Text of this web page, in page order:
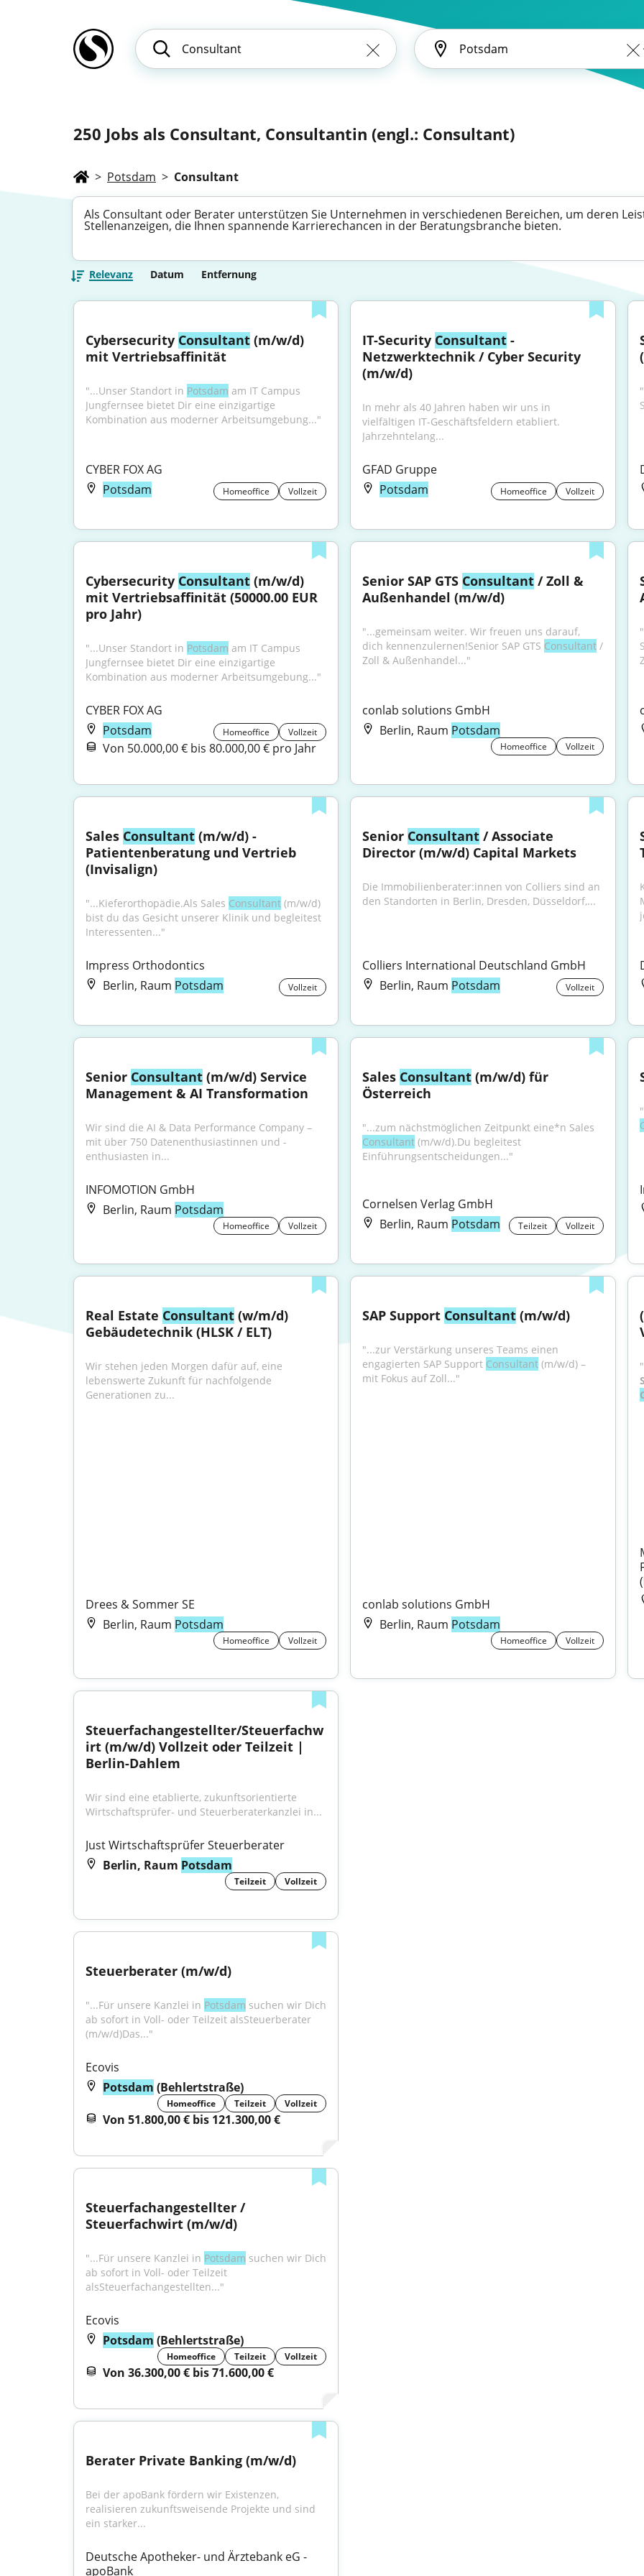
250 Jobs als Consultant, Consultantin (engl.: Consultant)
> Potsdam > Consultant
Als Consultant oder Berater unterstützen Sie Unternehmen in verschiedenen Bereichen, um deren
Stellenanzeigen, die Ihnen spannende Karrierechancen in der Beratungsbranche bieten.
Relevanz Datum Entfernung
Cybersecurity Consultant (m/w/d)
mit Vertriebsaffinität
"...Unser Standort in Potsdam am IT Campus
Jungfernsee bietet Dir eine einzigartige
Kombination aus moderner Arbeitsumgebung..."
CYBER FOX AG
Potsdam
Homeoffice Vollzeit
IT-Security Consultant -
Netzwerktechnik / Cyber Security
(m/w/d)
In mehr als 40 Jahren haben wir uns in
vielfältigen IT-Geschäftsfeldern etabliert.
Jahrzehntelang...
GFAD Gruppe
Potsdam
Homeoffice Vollzeit
Cybersecurity Consultant (m/w/d)
mit Vertriebsaffinität (50000.00 EUR
pro Jahr)
"...Unser Standort in Potsdam am IT Campus
Jungfernsee bietet Dir eine einzigartige
Kombination aus moderner Arbeitsumgebung..."
CYBER FOX AG
Potsdam
Homeoffice Vollzeit
Von 50.000,00 € bis 80.000,00 € pro Jahr
Senior SAP GTS Consultant / Zoll &
Außenhandel (m/w/d)
"...gemeinsam weiter. Wir freuen uns darauf,
dich kennenzulernen!Senior SAP GTS Consultant /
Zoll & Außenhandel..."
conlab solutions GmbH
Berlin, Raum Potsdam
Homeoffice Vollzeit
Sales Consultant (m/w/d) -
Patientenberatung und Vertrieb
(Invisalign)
"...Kieferorthopädie.Als Sales Consultant (m/w/d)
bist du das Gesicht unserer Klinik und begleitest
Interessenten..."
Impress Orthodontics
Berlin, Raum Potsdam Vollzeit
Senior Consultant / Associate
Director (m/w/d) Capital Markets
Die Immobilienberater:innen von Colliers sind an
den Standorten in Berlin, Dresden, Düsseldorf,...
Colliers International Deutschland GmbH
Berlin, Raum Potsdam Vollzeit
Senior Consultant (m/w/d) Service
Management & AI Transformation
Wir sind die AI & Data Performance Company –
mit über 750 Datenenthusiastinnen und -
enthusiasten in...
INFOMOTION GmbH
Berlin, Raum Potsdam
Homeoffice Vollzeit
Sales Consultant (m/w/d) für
Österreich
Consultant (m/w/d).Du begleitest
Einführungsentscheidungen..."
Cornelsen Verlag GmbH
Berlin, Raum Potsdam Teilzeit Vollzeit
Real Estate Consultant (w/m/d)
Gebäudetechnik (HLSK / ELT)
Wir stehen jeden Morgen dafür auf, eine
lebenswerte Zukunft für nachfolgende
Generationen zu...
Drees & Sommer SE
Berlin, Raum Potsdam
Homeoffice Vollzeit
SAP Support Consultant (m/w/d)
"...zur Verstärkung unseres Teams einen
engagierten SAP Support Consultant (m/w/d) –
mit Fokus auf Zoll..."
conlab solutions GmbH
Berlin, Raum Potsdam
Homeoffice Vollzeit
Steuerfachangestellter/Steuerfachw
irt (m/w/d) Vollzeit oder Teilzeit |
Berlin-Dahlem
Wir sind eine etablierte, zukunftsorientierte
Wirtschaftsprüfer- und Steuerberaterkanzlei in...
Just Wirtschaftsprüfer Steuerberater
Berlin, Raum Potsdam
Teilzeit Vollzeit
Steuerberater (m/w/d)
"...Für unsere Kanzlei in Potsdam suchen wir Dich
ab sofort in Voll- oder Teilzeit alsSteuerberater
(m/w/d)Das..."
Ecovis
Potsdam (Behlertstraße)
Homeoffice Teilzeit Vollzeit
Von 51.800,00 € bis 121.300,00 €
Steuerfachangestellter /
Steuerfachwirt (m/w/d)
"...Für unsere Kanzlei in Potsdam suchen wir Dich
ab sofort in Voll- oder Teilzeit
alsSteuerfachangestellten..."
Ecovis
Potsdam (Behlertstraße)
Homeoffice Teilzeit Vollzeit
Von 36.300,00 € bis 71.600,00 €
Berater Private Banking (m/w/d)
Bei der apoBank fördern wir Existenzen,
realisieren zukunftsweisende Projekte und sind
ein starker...
Deutsche Apotheker- und Ärztebank eG -
apoBank